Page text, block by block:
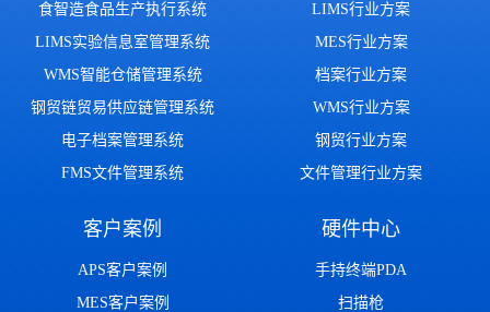
食智造食品生产执行系统
LIMS实验信息室管理系统
WMS智能仓储管理系统
钢贸链贸易供应链管理系统
电子档案管理系统
FMS文件管理系统
LIMS行业方案
MES行业方案
档案行业方案
WMS行业方案
钢贸行业方案
文件管理行业方案
客户案例
APS客户案例
MES客户案例
硬件中心
手持终端PDA
扫描枪